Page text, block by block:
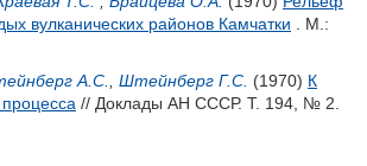
вулканических районов Камчатки . М.:
А.С. Штейнберг Г.С. (1970) К
// Доклады АН СССР. Т. 194, № 2.